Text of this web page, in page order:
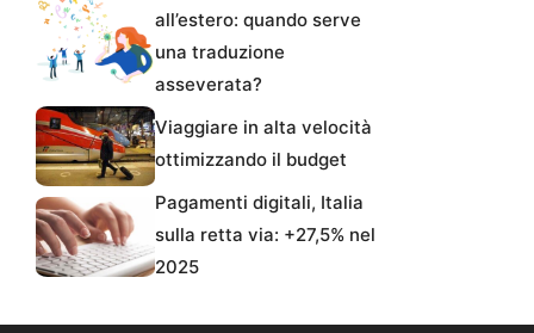
all’estero: quando serve
una traduzione
asseverata?
Viaggiare in alta velocità
ottimizzando il budget
Pagamenti digitali, Italia
sulla retta via: +27,5% nel
2025